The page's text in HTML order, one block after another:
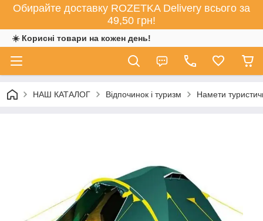
Обирайте доставку ROZETKA Delivery всього за
49,50 грн!
☀️ Корисні товари на кожен день!
НАШ КАТАЛОГ Відпочинок і туризм Намети